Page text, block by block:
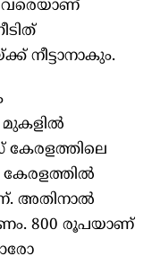
നീട്ടാനാകും.
മുകളിൽ
കേരളത്തിലെ
അതിനാൽ
800 രൂപയാണ്
ഓരോ